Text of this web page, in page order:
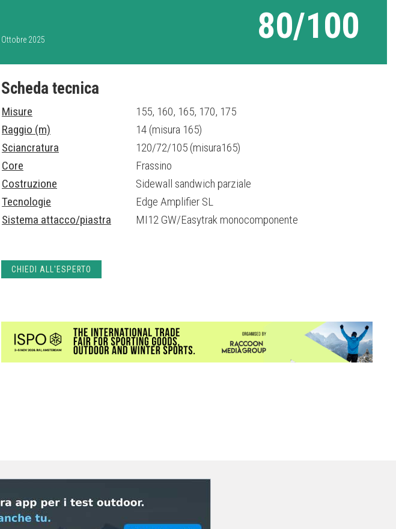
2025 80/100
Scheda tecnica
Misure
155, 160, 165, 170, 175
Raggio (m)
14 (misura 165)
Sciancratura
120/72/105 (misura165)
Core
Frassino
Costruzione
Sidewall sandwich parziale
Tecnologie
Edge Amplifier SL
Sistema attacco/piastra
MI12 GW/Easytrak monocomponente
CHIEDI ALL'ESPERTO